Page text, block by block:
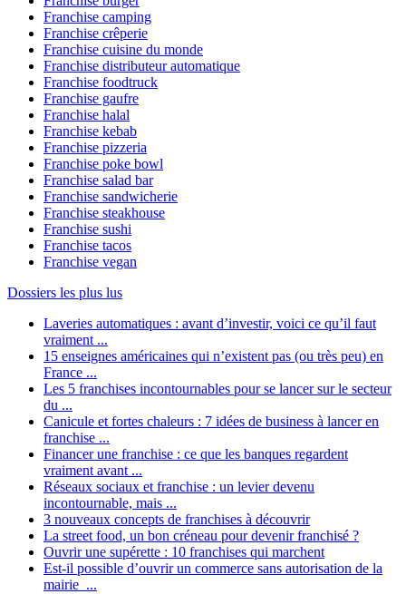
Franchise camping
Franchise crêperie
Franchise cuisine du monde
Franchise distributeur automatique
Franchise foodtruck
Franchise gaufre
Franchise halal
Franchise kebab
Franchise pizzeria
Franchise poke bowl
Franchise salad bar
Franchise sandwicherie
Franchise steakhouse
Franchise sushi
Franchise tacos
Franchise vegan
Dossiers les plus lus
Laveries automatiques : avant d’investir, voici ce qu’il faut
vraiment ...
15 enseignes américaines qui n’existent pas (ou très peu) en
France ...
Les 5 franchises incontournables pour se lancer sur le secteur
du ...
Canicule et fortes chaleurs : 7 idées de business à lancer en
franchise ...
Financer une franchise : ce que les banques regardent
vraiment avant ...
Réseaux sociaux et franchise : un levier devenu
incontournable, mais ...
3 nouveaux concepts de franchises à découvrir
La street food, un bon créneau pour devenir franchisé ?
Ouvrir une supérette : 10 franchises qui marchent
Est-il possible d’ouvrir un commerce sans autorisation de la
mairie ...